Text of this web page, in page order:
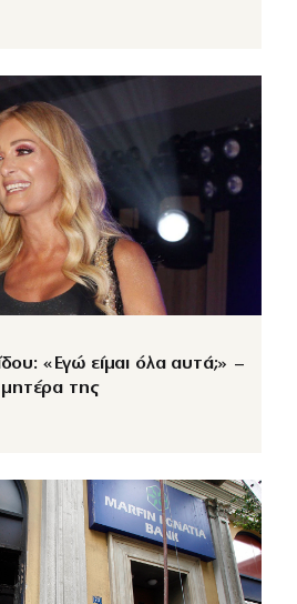
«Εγώ είμαι όλα αυτά;» –
της